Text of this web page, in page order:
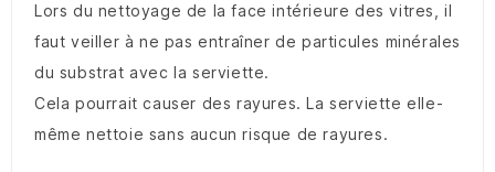
Lors du nettoyage de la face intérieure des vitres, il
faut veiller à ne pas entraîner de particules minérales
du substrat avec la serviette.
Cela pourrait causer des rayures. La serviette elle-
même nettoie sans aucun risque de rayures.